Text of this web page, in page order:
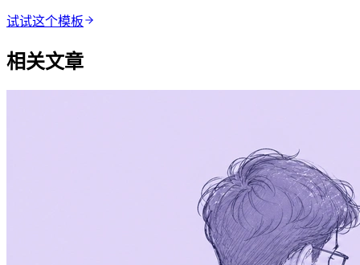
试试这个模板
相关文章